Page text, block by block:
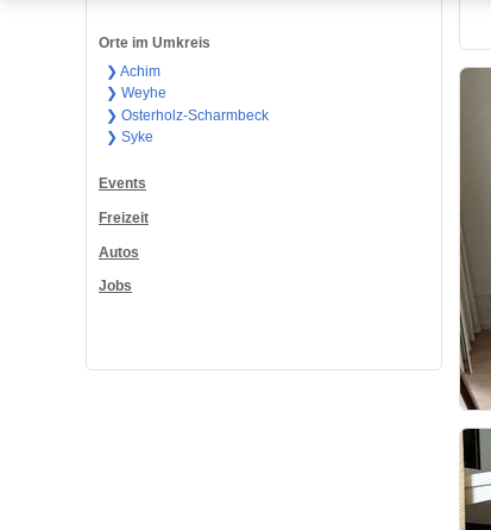
Orte im Umkreis
❯ Achim
❯ Weyhe
❯ Osterholz-Scharmbeck
❯ Syke
Events
Freizeit
Autos
Jobs